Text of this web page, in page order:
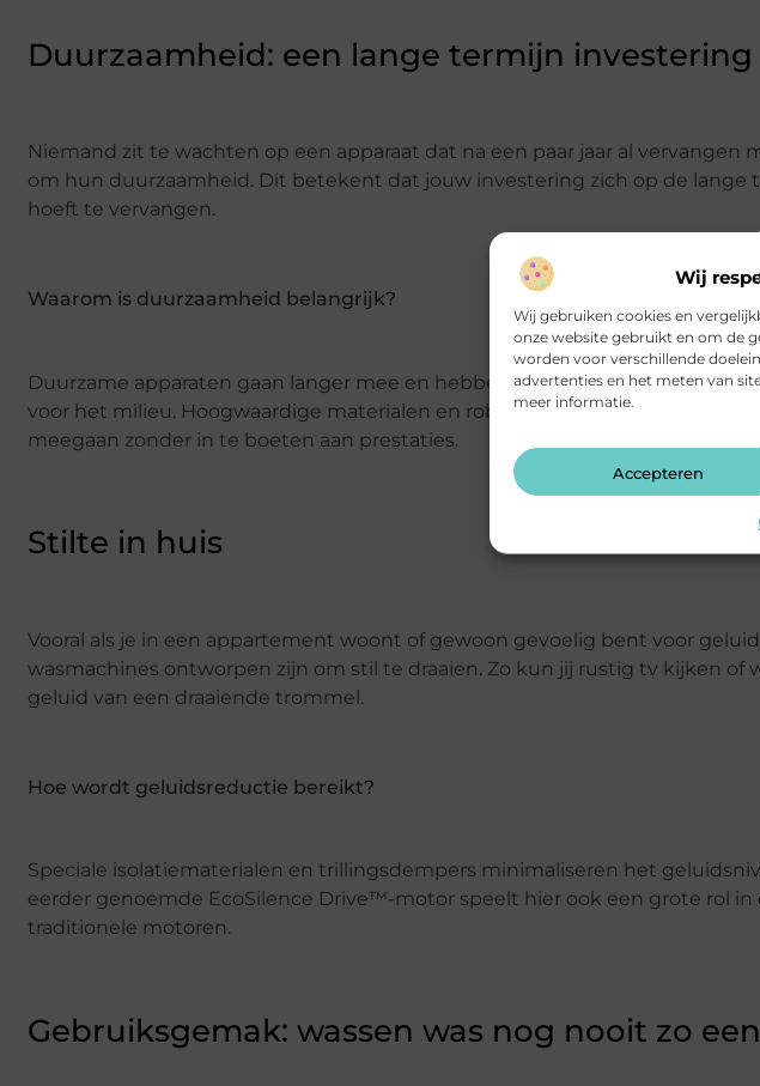
Wij
Wij gebruiken cookies en
onze website gebruikt en om de
worden voor verschillende
advertenties en het meten van
meer informatie.
Accepteren
Duurzaamheid: een lange termijn investering
Niemand zit te wachten op een apparaat dat na een paar jaar al vervangen
om hun duurzaamheid. Dit betekent dat jouw investering zich op de
hoeft te vervangen.
Waarom is duurzaamheid belangrijk?
Duurzame apparaten gaan langer mee en hebben minder onderhoud
voor het milieu. Hoogwaardige materialen en robuuste constructies zorgen
meegaan zonder in te boeten aan prestaties.
Stilte in huis
Vooral als je in een appartement woont of gewoon gevoelig bent voor
wasmachines ontworpen zijn om stil te draaien. Zo kun jij rustig tv kijken
geluid van een draaiende trommel.
Hoe wordt geluidsreductie bereikt?
Speciale isolatiematerialen en trillingsdempers minimaliseren het
eerder genoemde EcoSilence Drive™-motor speelt hier ook een grote rol
traditionele motoren.
Gebruiksgemak: wassen was nog nooit zo